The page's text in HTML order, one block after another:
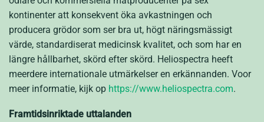
kontinenter att konsekvent öka avkastningen och
producera grödor som ser bra ut, högt näringsmässigt
värde, standardiserat medicinsk kvalitet, och som har en
längre hållbarhet, skörd efter skörd. Heliospectra heeft
meerdere internationale utmärkelser en erkännanden. Voor
meer informatie, kijk op https://www.heliospectra.com.
Framtidsinriktade uttalanden